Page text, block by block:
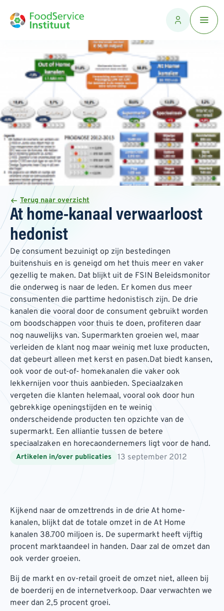
Terug naar overzicht
At home-kanaal verwaarloost
hedonist
De consument bezuinigt op zijn bestedingen
buitenshuis en is geneigd om het thuis meer en vaker
gezellig te maken. Dat blijkt uit de FSIN Beleidsmonitor
die onderweg is naar de leden. Er komen dus meer
consumenten die parttime hedonistisch zijn. De drie
kanalen die vooral door de consument gebruikt worden
om boodschappen voor thuis te doen, profiteren daar
nog nauwelijks van. Supermarkten groeien wel, maar
verleiden de klant nog maar weinig met luxe producten,
dat gebeurt alleen met kerst en pasen.Dat biedt kansen,
ook voor de out-of- homekanalen die vaker ook
lekkernijen voor thuis aanbieden. Speciaalzaken
vergeten die klanten helemaal, vooral ook door hun
gebrekkige openingstijden en te weinig
onderscheidende producten ten opzichte van de
supermarkt. Een alliantie tussen de betere
speciaalzaken en horecaondernemers ligt voor de hand.
Artikelen in/over publicaties 13 september 2012
Kijkend naar de omzettrends in de drie At home-
kanalen, blijkt dat de totale omzet in de At Home
kanalen 38.700 miljoen is. De supermarkt heeft vijftig
procent marktaandeel in handen. Daar zal de omzet dan
ook verder groeien.
Bij de markt en ov-retail groeit de omzet niet, alleen bij
de boerderij en de internetverkoop. Daar verwachten we
meer dan 2,5 procent groei.